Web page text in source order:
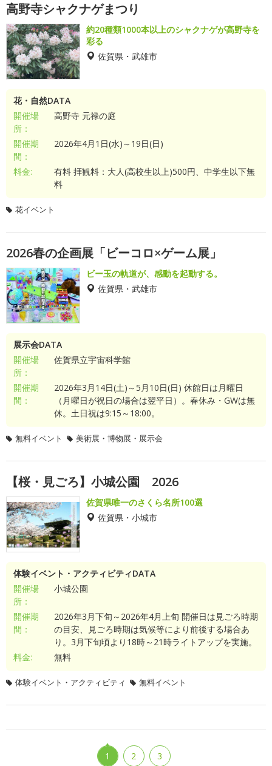
高野寺シャクナゲまつり
約20種類1000本以上のシャクナゲが高野寺を
彩る
佐賀県・武雄市
花・自然DATA
開催場
所：
高野寺 元禄の庭
開催期
間：
2026年4月1日(水)～19日(日)
料金:
有料 拝観料：大人(高校生以上)500円、中学生以下無
料
花イベント
2026春の企画展「ビーコロ×ゲーム展」
ビー玉の軌道が、感動を起動する。
佐賀県・武雄市
展示会DATA
開催場
所：
佐賀県立宇宙科学館
開催期
間：
2026年3月14日(土)～5月10日(日) 休館日は月曜日
（月曜日が祝日の場合は翌平日）。春休み・GWは無
休。土日祝は9:15～18:00。
無料イベント 美術展・博物展・展示会
【桜・見ごろ】小城公園 2026
佐賀県唯一のさくら名所100選
佐賀県・小城市
体験イベント・アクティビティDATA
開催場
所：
小城公園
開催期
間：
2026年3月下旬～2026年4月上旬 開催日は見ごろ時期
の目安、見ごろ時期は気候等により前後する場合あ
り。3月下旬頃より18時～21時ライトアップを実施。
料金:
無料
体験イベント・アクティビティ 無料イベント
1 2 3